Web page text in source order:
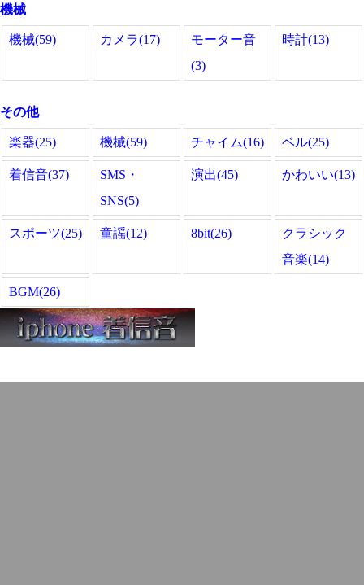
機械
機械(59) カメラ(17)
モーター音
(3)
時計(13)
その他
楽器(25) 機械(59) チャイム(16) ベル(25)
着信音(37)
SMS・
SNS(5)
演出(45) かわいい(13)
スポーツ(25) 童謡(12) 8bit(26)
クラシック
音楽(14)
BGM(26)